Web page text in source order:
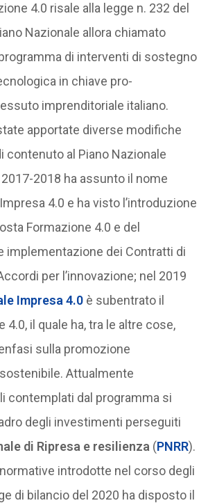
4.0 risale alla legge n. 232 del
Nazionale allora chiamato
di interventi di sostegno
in chiave pro-
imprenditoriale italiano.
apportate diverse modifiche
contenuto al Piano Nazionale
2018 ha assunto il nome
4.0 e ha visto l’introduzione
Formazione 4.0 e del
implementazione dei Contratti di
per l’innovazione; nel 2019
Impresa 4.0è subentrato il
4.0, il quale ha, tra le altre cose,
sulla promozione
Attualmente
contemplati dal programma si
degli investimenti perseguiti
di Ripresa e resilienza (PNRR).
introdotte nel corso degli
di bilancio del 2020 ha disposto il